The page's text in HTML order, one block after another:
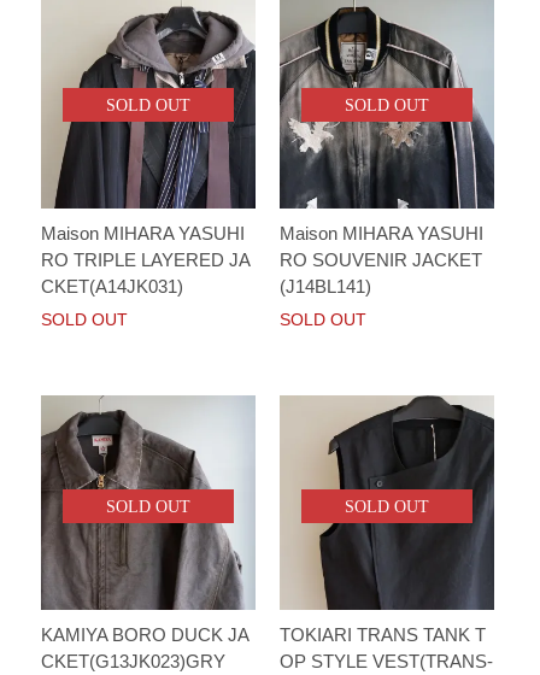
SOLD OUT
Maison MIHARA YASUHI
RO TRIPLE LAYERED JA
CKET(A14JK031)
SOLD OUT
SOLD OUT
Maison MIHARA YASUHI
RO SOUVENIR JACKET
(J14BL141)
SOLD OUT
SOLD OUT
KAMIYA BORO DUCK JA
CKET(G13JK023)GRY
SOLD OUT
TOKIARI TRANS TANK T
OP STYLE VEST(TRANS-